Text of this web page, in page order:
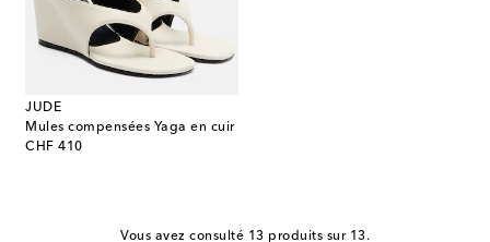
JUDE
Mules compensées Yaga en cuir
CHF 410
original price
Vous avez consulté 13 produits sur 13.